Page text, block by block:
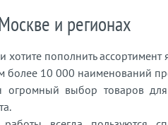
и регионах
хотите пополнить
10 000 наименований
огромный выбор товаров